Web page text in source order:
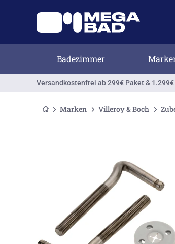
Badezimmer
Versandkostenfrei ab 299€ Paket &
Marken Villeroy & Boch